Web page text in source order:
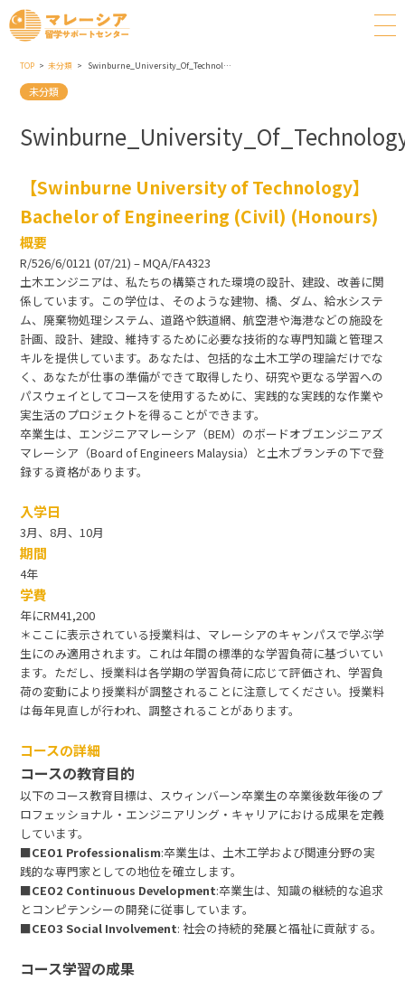
TOP 未分類 Swinburne_University_Of_Technology_Bachelor_Of_Engineering_Civil_Honours
未分類
【Swinburne University of Technology】
Bachelor of Engineering (Civil) (Honours)
概要
R/526/6/0121 (07/21) – MQA/FA4323
土木エンジニアは、私たちの構築された環境の設計、建設、改善に関
係しています。この学位は、そのような建物、橋、ダム、給水システ
ム、廃棄物処理システム、道路や鉄道網、航空港や海港などの施設を
計画、設計、建設、維持するために必要な技術的な専門知識と管理ス
キルを提供しています。あなたは、包括的な土木工学の理論だけでな
く、あなたが仕事の準備ができて取得したり、研究や更なる学習への
パスウェイとしてコースを使用するために、実践的な実践的な作業や
実生活のプロジェクトを得ることができます。
卒業生は、エンジニアマレーシア（BEM）のボードオブエンジニアズ
マレーシア（Board of Engineers Malaysia）と土木ブランチの下で登
録する資格があります。
入学日
3月、8月、10月
期間
4年
学費
年にRM41,200
＊ここに表示されている授業料は、マレーシアのキャンパスで学ぶ学
生にのみ適用されます。これは年間の標準的な学習負荷に基づいてい
ます。ただし、授業料は各学期の学習負荷に応じて評価され、学習負
荷の変動により授業料が調整されることに注意してください。授業料
は毎年見直しが行われ、調整されることがあります。
コースの詳細
コースの教育目的
以下のコース教育目標は、スウィンバーン卒業生の卒業後数年後のプ
ロフェッショナル・エンジニアリング・キャリアにおける成果を定義
しています。
■CEO1 Professionalism:卒業生は、土木工学および関連分野の実
践的な専門家としての地位を確立します。
■CEO2 Continuous Development:卒業生は、知識の継続的な追求
とコンピテンシーの開発に従事しています。
■CEO3 Social Involvement: 社会の持続的発展と福祉に貢献する。
コース学習の成果